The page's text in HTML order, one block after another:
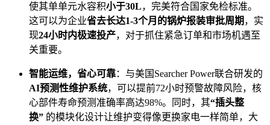
使其单单元水容积小于30L，完美符合国家免检标准。
这可以为企业省去长达1-3个月的锅炉报装审批周期 ，实
现24小时内极速投产，对于抓住紧急订单和市场机遇至
关重要。
智能运维，省心可靠：与美国Searcher Power联合研发的
AI预测性维护系统，可以提前72小时预警故障风险，核
心部件寿命预测准确率高达98%。同时，其“插头整
换” 的模块化设计让维护变得像更换家电一样简单，大